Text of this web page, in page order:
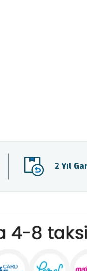
2 Yıl